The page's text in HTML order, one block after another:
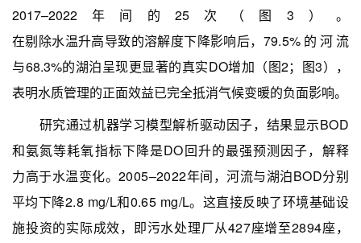
2017–2022年间的25次（图3）。
在剔除水温升高导致的溶解度下降影响后， 79.5% 的河流
与68.3%的湖泊呈现更显著的真实DO增加（图2；图3），
表明水质管理的正面效益已完全抵消气候变暖的负面影响。
研究通过机器学习模型解析驱动因子，结果显示BOD
和氨氮等耗氧指标下降是DO回升的最强预测因子，解释
力高于水温变化。2005–2022年间，河流与湖泊BOD分别
平均下降2.8 mg/L和0.65 mg/L。这直接反映了环境基础设
施投资的实际成效，即污水处理厂从427座增至2894座，